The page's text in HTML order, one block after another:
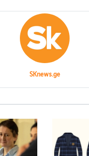
SKnews.ge